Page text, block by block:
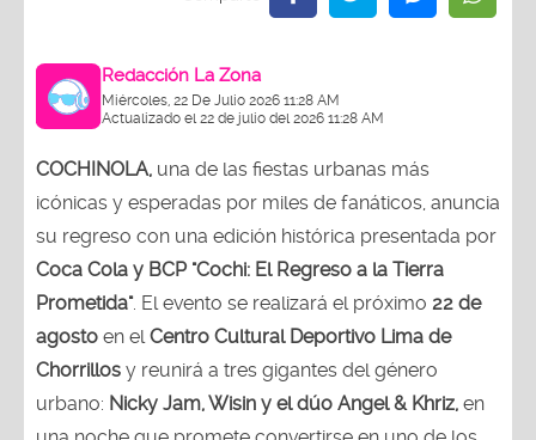
Redacción La Zona
Miércoles, 22 De Julio 2026 11:28 AM
Actualizado el 22 de julio del 2026 11:28 AM
COCHINOLA, una de las fiestas urbanas más
icónicas y esperadas por miles de fanáticos, anuncia
su regreso con una edición histórica presentada por
Coca Cola y BCP "Cochi: El Regreso a la Tierra
Prometida". El evento se realizará el próximo 22 de
agosto en el Centro Cultural Deportivo Lima de
Chorrillos y reunirá a tres gigantes del género
urbano: Nicky Jam, Wisin y el dúo Angel & Khriz, en